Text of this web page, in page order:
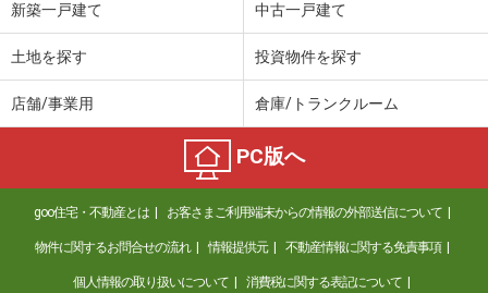
新築一戸建て 中古一戸建て
土地を探す 投資物件を探す
店舗/事業用 倉庫/トランクルーム
PC版へ
goo住宅・不動産とは お客さまご利用端末からの情報の外部送信について
物件に関するお問合せの流れ 情報提供元 不動産情報に関する免責事項
個人情報の取り扱いについて 消費税に関する表記について